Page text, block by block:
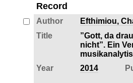
Record
Author
Efthimiou,
Title
”Gott, da
nicht”. Ein
Year
2014